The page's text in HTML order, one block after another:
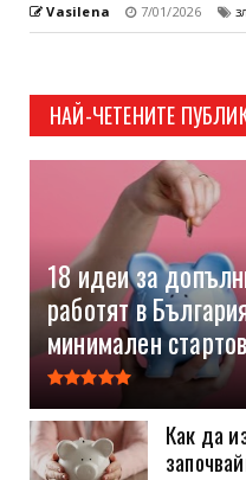
Vasilena 7/01/2026
НАЙ-ЧЕТЕНИТЕ
18 идеи за
работят в
минимален
Как да